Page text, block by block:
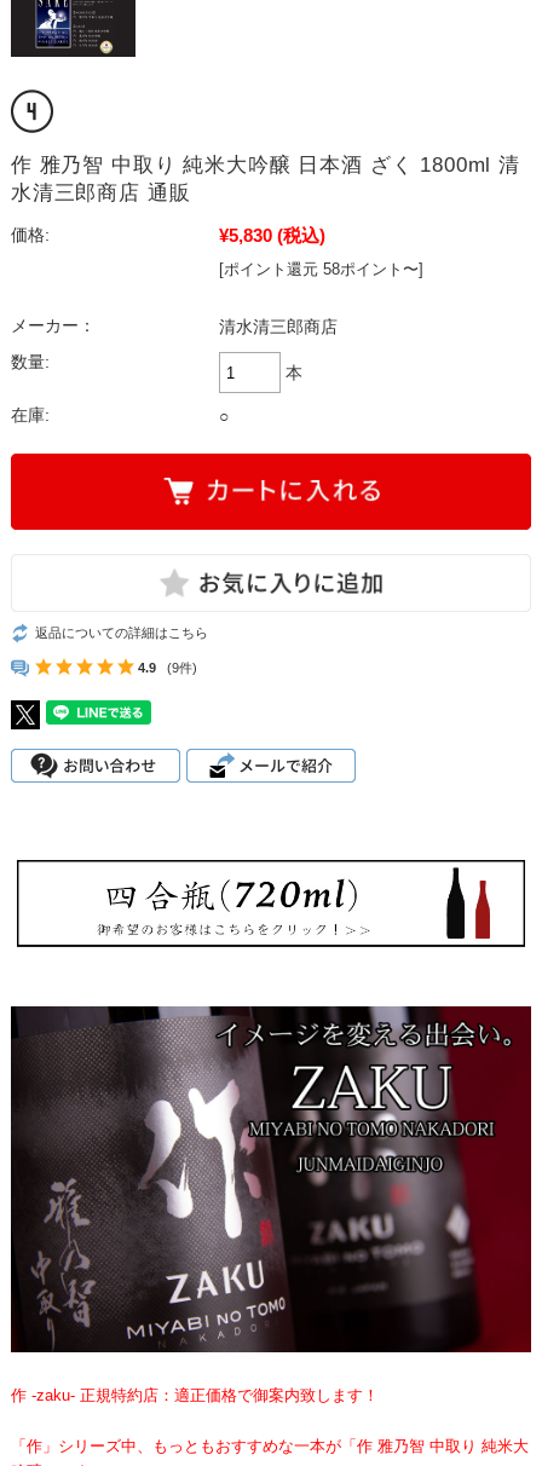
作 雅乃智 中取り 純米大吟醸 日本酒 ざく 1800ml 清
水清三郎商店 通販
価格: ¥5,830 (税込)
[ポイント還元 58ポイント〜]
メーカー：
清水清三郎商店
数量:
本
在庫: ○
返品についての詳細はこちら
4.9 (9件)
作 -zaku- 正規特約店：適正価格で御案内致します！
「 作」シリーズ中、もっともおすすめな一本が「 作 雅乃智 中取り 純米大